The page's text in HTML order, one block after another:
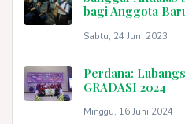
bagi Anggota
Sabtu, 24 Juni 2023
Perdana:
GRADASI 2024
Minggu, 16 Juni 2024